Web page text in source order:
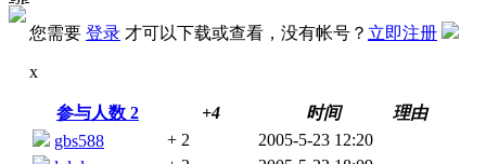
您需要 登录 才可以下载或查看，没有帐号？ 立即注册
x
参与人数 2 +4 时间
理由
gbs588
+ 2
2005-5-23 12:20